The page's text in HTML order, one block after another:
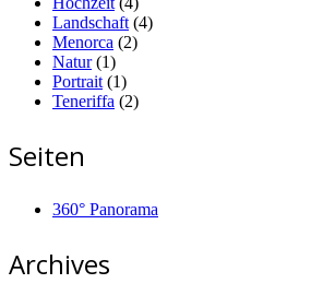
Landschaft (4)
Menorca (2)
Natur(1)
Portrait (1)
Teneriffa (2)
Seiten
360° Panorama
Archives